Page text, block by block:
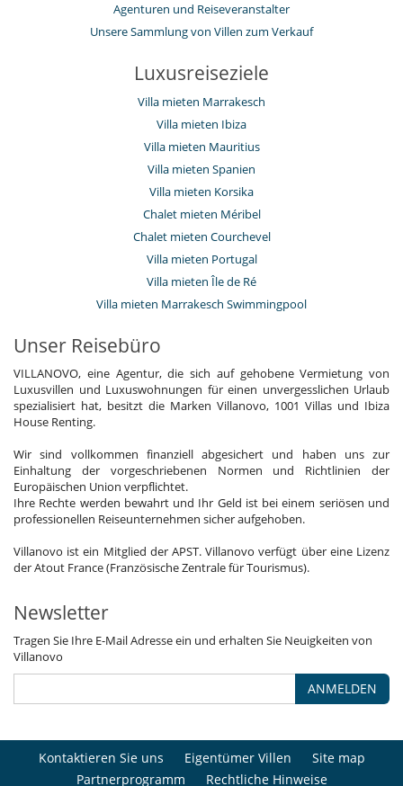
Agenturen und Reiseveranstalter
Unsere Sammlung von Villen zum Verkauf
Luxusreiseziele
Villa mieten Marrakesch
Villa mieten Ibiza
Villa mieten Mauritius
Villa mieten Spanien
Villa mieten Korsika
Chalet mieten Méribel
Chalet mieten Courchevel
Villa mieten Portugal
Villa mieten Île de Ré
Villa mieten Marrakesch Swimmingpool
Unser Reisebüro
VILLANOVO, eine Agentur, die sich auf gehobene Vermietung von
Luxusvillen und Luxuswohnungen für einen unvergesslichen Urlaub
spezialisiert hat, besitzt die Marken Villanovo, 1001 Villas und Ibiza
House Renting.
Wir sind vollkommen finanziell abgesichert und haben uns zur
Einhaltung der vorgeschriebenen Normen und Richtlinien der
Europäischen Union verpflichtet.
Ihre Rechte werden bewahrt und Ihr Geld ist bei einem seriösen und
professionellen Reiseunternehmen sicher aufgehoben.
Villanovo ist ein Mitglied der APST. Villanovo verfügt über eine Lizenz
der Atout France (Französische Zentrale für Tourismus).
Newsletter
Tragen Sie Ihre E-Mail Adresse ein und erhalten Sie Neuigkeiten von
Villanovo
ANMELDEN
Kontaktieren Sie uns Eigentümer Villen
Site map
Partnerprogramm
Rechtliche Hinweise